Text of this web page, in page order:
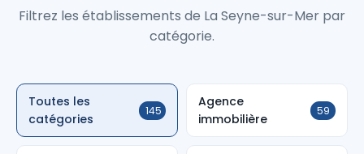
Filtrez les établissements de La Seyne-sur-Mer par
catégorie.
Toutes les
catégories
145
Agence
immobilière
59